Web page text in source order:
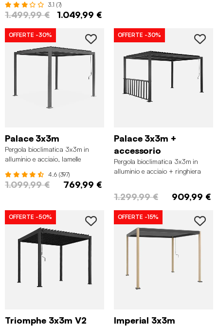
3.1 (7)
1.499,99 € 1.049,99 €
OFFERTE -30%
Palace 3x3m
Pergola bioclimatica 3x3m in
alluminio e acciaio, lamelle
4.6 (397)
1.099,99 € 769,99 €
OFFERTE -30%
Palace 3x3m +
accessorio
Pergola bioclimatica 3x3m in
alluminio e acciaio + ringhiera
1.299,99 € 909,99 €
OFFERTE -50%
Triomphe 3x3m V2
OFFERTE -15%
Imperial 3x3m